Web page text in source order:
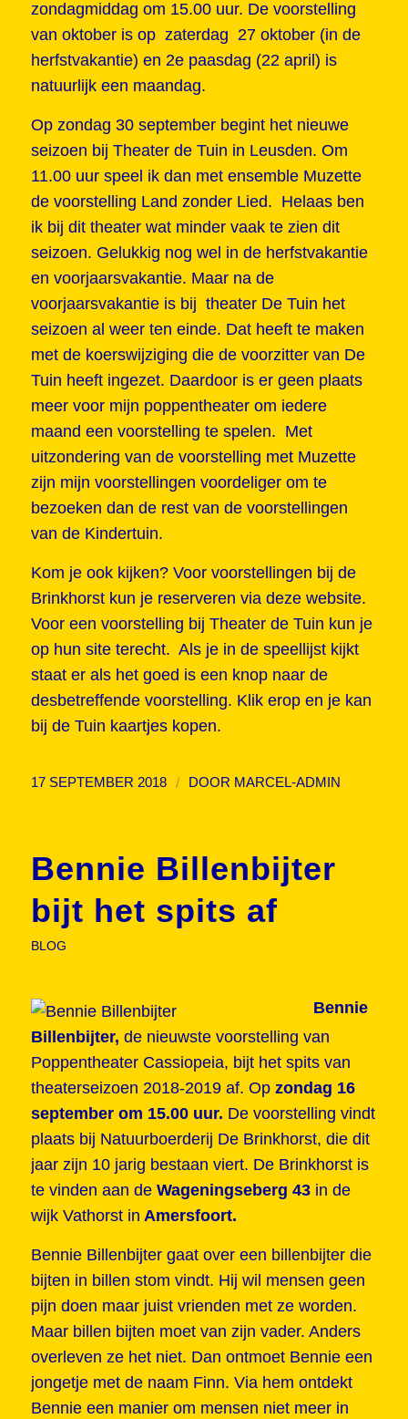
zondagmiddag om 15.00 uur. De voorstelling
van oktober is op zaterdag 27 oktober (in de
herfstvakantie) en 2e paasdag (22 april) is
natuurlijk een maandag.
Op zondag 30 september begint het nieuwe
seizoen bij Theater de Tuin in Leusden. Om
11.00 uur speel ik dan met ensemble Muzette
de voorstelling Land zonder Lied. Helaas ben
ik bij dit theater wat minder vaak te zien dit
seizoen. Gelukkig nog wel in de herfstvakantie
en voorjaarsvakantie. Maar na de
voorjaarsvakantie is bij theater De Tuin het
seizoen al weer ten einde. Dat heeft te maken
met de koerswijziging die de voorzitter van De
Tuin heeft ingezet. Daardoor is er geen plaats
meer voor mijn poppentheater om iedere
maand een voorstelling te spelen. Met
uitzondering van de voorstelling met Muzette
zijn mijn voorstellingen voordeliger om te
bezoeken dan de rest van de voorstellingen
van de Kindertuin.
Kom je ook kijken? Voor voorstellingen bij de
Brinkhorst kun je reserveren via deze website.
Voor een voorstelling bij Theater de Tuin kun je
op hun site terecht. Als je in de speellijst kijkt
staat er als het goed is een knop naar de
desbetreffende voorstelling. Klik erop en je kan
bij de Tuin kaartjes kopen.
17 SEPTEMBER 2018 / DOOR MARCEL-ADMIN
Bennie Billenbijter
bijt het spits af
BLOG
Bennie
Billenbijter, de nieuwste voorstelling van
Poppentheater Cassiopeia, bijt het spits van
theaterseizoen 2018-2019 af. Op zondag 16
september om 15.00 uur. De voorstelling vindt
plaats bij Natuurboerderij De Brinkhorst, die dit
jaar zijn 10 jarig bestaan viert. De Brinkhorst is
te vinden aan de Wageningseberg 43in de
wijk Vathorst in Amersfoort.
Bennie Billenbijter gaat over een billenbijter die
bijten in billen stom vindt. Hij wil mensen geen
pijn doen maar juist vrienden met ze worden.
Maar billen bijten moet van zijn vader. Anders
overleven ze het niet. Dan ontmoet Bennie een
jongetje met de naam Finn. Via hem ontdekt
Bennie een manier om mensen niet meer in